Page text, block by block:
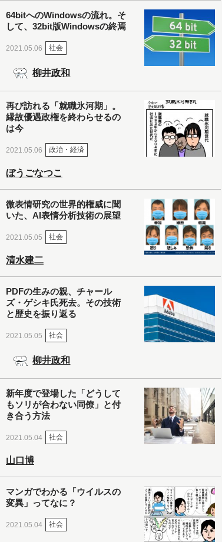
64bitへのWindowsの流れ。そ
して、32bit版Windowsの終焉
2021.05.06 社会
柳井政和
再び訪れる「就職氷河期」。
縁故優遇政権を終わらせるの
は今
2021.05.06 政治・経済
ぼうごなつこ
微表情研究の世界的権威に聞
いた、AI表情分析技術の展望
2021.05.05 社会
清水建二
PDFの生みの親、チャール
ズ・ゲシキ氏死去。その技術
と歴史を振り返る
2021.05.05 社会
柳井政和
新年度で登場した「どうして
もソリが合わない同僚」と付
き合う方法
2021.05.04 社会
山口博
マンガでわかる「ウイルスの
変異」ってなに？
2021.05.04 社会